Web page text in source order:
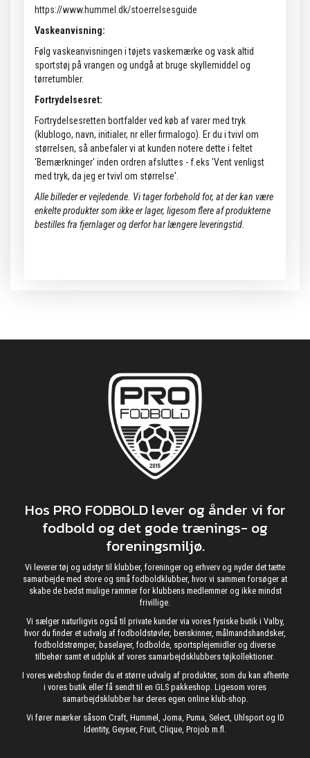
https://www.hummel.dk/stoerrelsesguide
Vaskeanvisning:
Følg vaskeanvisningen i tøjets vaskemærke og vask altid
sportstøj på vrangen og undgå at bruge skyllemiddel og
tørretumbler.
Fortrydelsesret:
Fortrydelsesretten bortfalder ved køb af varer med tryk
(klublogo, navn, initialer, nr eller firmalogo). Er du i tvivl om
størrelsen, så anbefaler vi at kunden notere dette i feltet
'Bemærkninger' inden ordren afsluttes - f.eks 'Vent venligst
med tryk, da jeg er tvivl om størrelse'.
Alle billeder er vejledende. Vi tager forbehold for, at der kan være
enkelte produkter som ikke er lager, ligesom flere af produkterne
bestilles fra fjernlager og derfor har længere leveringstid.
Hos PRO FODBOLD lever og ånder vi for
fodbold og det gode trænings- og
foreningsmiljø.
Vi leverer tøj og udstyr til klubber, foreninger og erhverv og nyder det tætte
samarbejde med store og små fodboldklubber, hvor vi sammen forsøger at
skabe de bedst mulige rammer for klubbens medlemmer og ikke mindst
frivillige.
Vi sælger naturligvis også til private kunder via vores fysiske butik i Valby,
hvor du finder et udvalg af fodboldstøvler, benskinner, målmandshandsker,
fodboldstrømper, baselayer, fodbolde, sportsplejemidler og diverse
tilbehør samt et udpluk af vores samarbejdsklubbers tøjkollektioner.
I vores webshop finder du et større udvalg af produkter, som du kan afhente
i vores butik eller få sendt til en GLS pakkeshop. Ligesom vores
samarbejdsklubber har deres egen online klub-shop.
Vi fører mærker såsom Craft, Hummel, Joma, Puma, Select, Uhlsport og ID
Identity, Geyser, Fruit, Clique, Projob m.fl.